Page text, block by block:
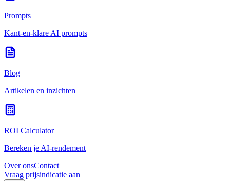
Prompts
Kant-en-klare AI prompts
Blog
Artikelen en inzichten
ROI Calculator
Bereken je AI-rendement
Over onsContact
Vraag prijsindicatie aan